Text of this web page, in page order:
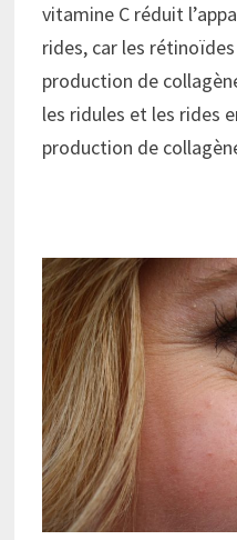
vitamine C réduit
rides, car les
production de
les ridules et les rides
production de